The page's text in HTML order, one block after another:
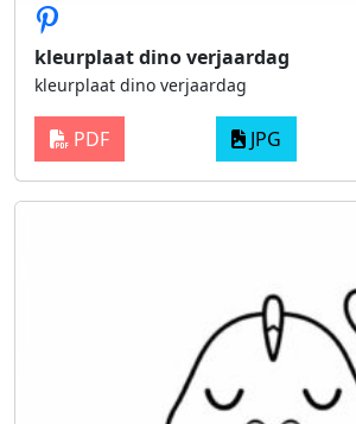
kleurplaat dino verjaardag
kleurplaat dino verjaardag
PDF JPG